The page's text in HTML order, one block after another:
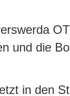
und die
in den